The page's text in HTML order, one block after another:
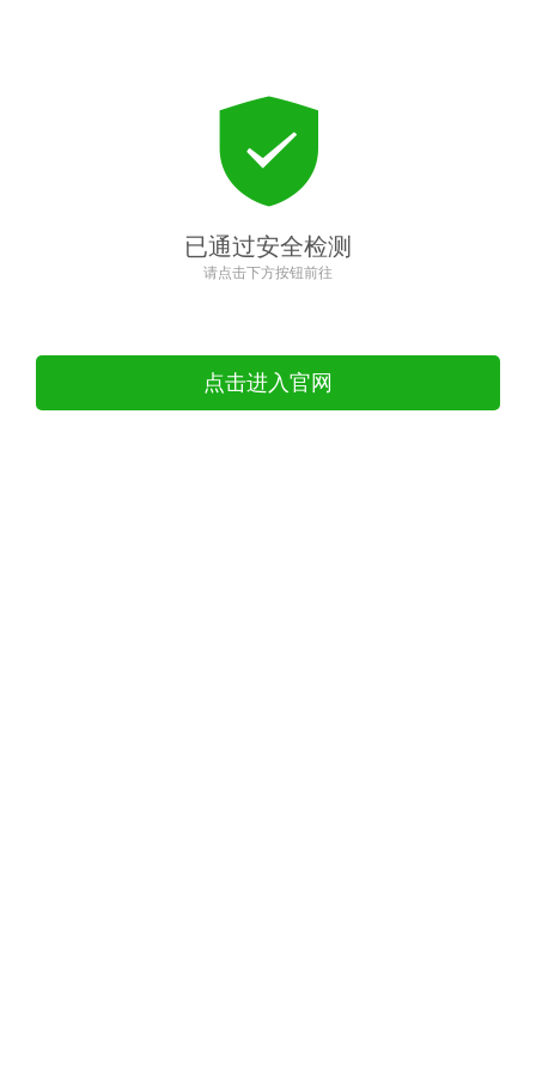
已通过安全检测
请点击下方按钮前往
点击进入官网